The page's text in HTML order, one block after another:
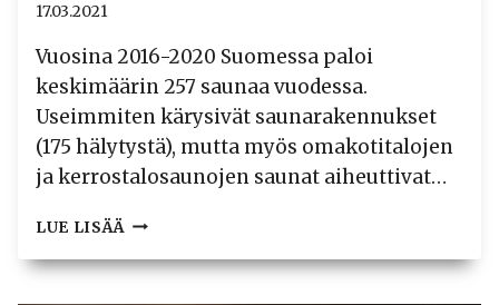
17.03.2021
Vuosina 2016-2020 Suomessa paloi
keskimäärin 257 saunaa vuodessa.
Useimmiten kärysivät saunarakennukset
(175 hälytystä), mutta myös omakotitalojen
ja kerrostalosaunojen saunat aiheuttivat…
LUE LISÄÄ SAUNAPALOJEN
VIISI